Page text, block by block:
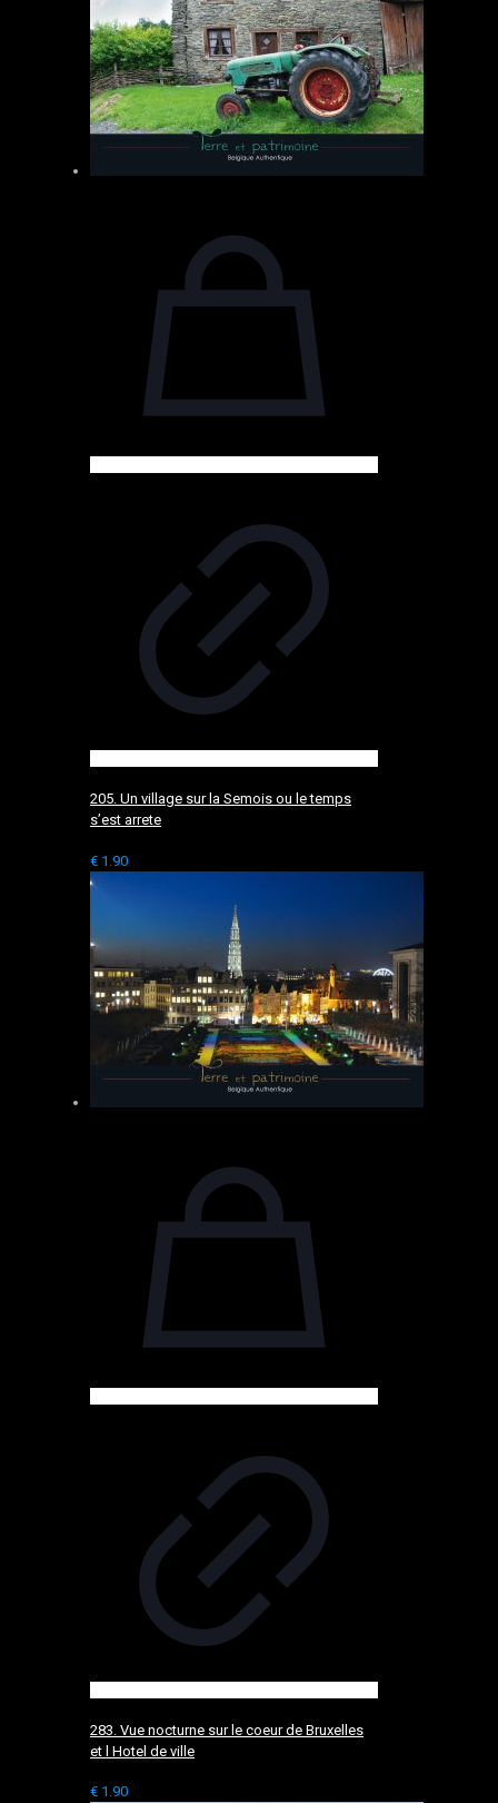
205. Un village sur la Semois ou le temps
s’est arrete
€ 1.90
283. Vue nocturne sur le coeur de Bruxelles
et l Hotel de ville
€ 1.90